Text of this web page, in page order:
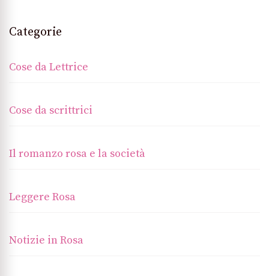
Categorie
Cose da Lettrice
Cose da scrittrici
Il romanzo rosa e la società
Leggere Rosa
Notizie in Rosa